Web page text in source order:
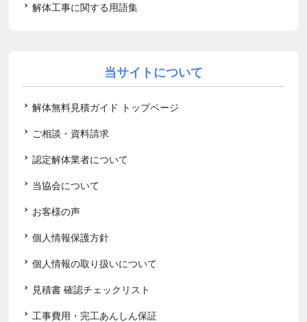
解体工事に関する用語集
当サイトについて
解体無料見積ガイド トップページ
ご相談・資料請求
認定解体業者について
当協会について
お客様の声
個人情報保護方針
個人情報の取り扱いについて
見積書 確認チェックリスト
工事費用・完工あんしん保証